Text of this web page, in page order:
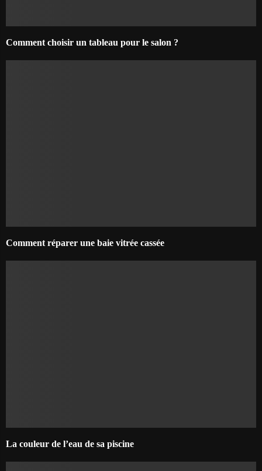
Comment choisir un tableau pour le salon ?
Comment réparer une baie vitrée cassée
La couleur de l’eau de sa piscine